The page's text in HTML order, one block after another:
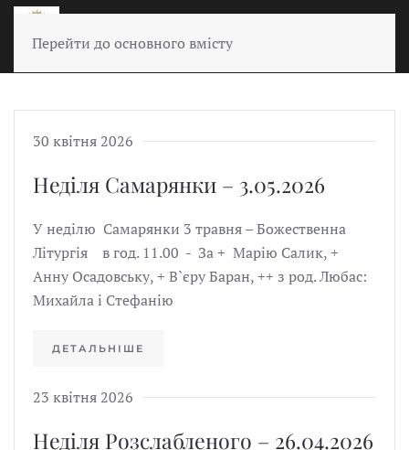
Перейти до основного вмісту
30 квітня 2026
Неділя Самарянки – 3.05.2026
У неділю Самарянки 3 травня – Божественна
Літургія в год. 11.00 - За + Марію Салик, +
Анну Осадовську, + В`єру Баран, ++ з род. Любас:
Михайла і Стефанію
ДЕТАЛЬНІШЕ
23 квітня 2026
Неділя Розслабленого – 26.04.2026